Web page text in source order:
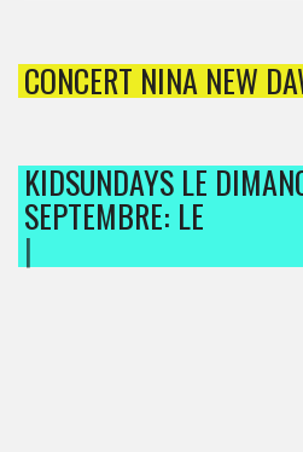
CONCERT NINA NEW
KIDSUNDAYS LE
SEPTEMBRE:
|